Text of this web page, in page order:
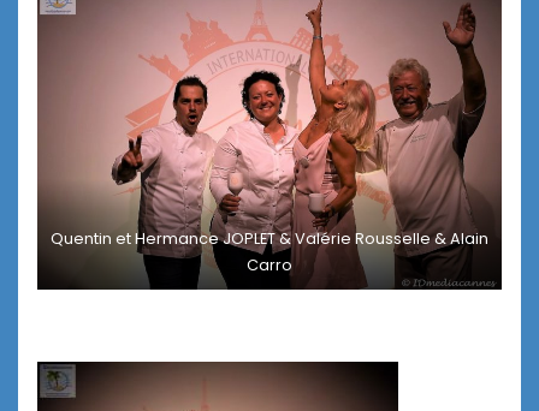
Quentin et Hermance JOPLET & Valérie Rousselle & Alain
Carro